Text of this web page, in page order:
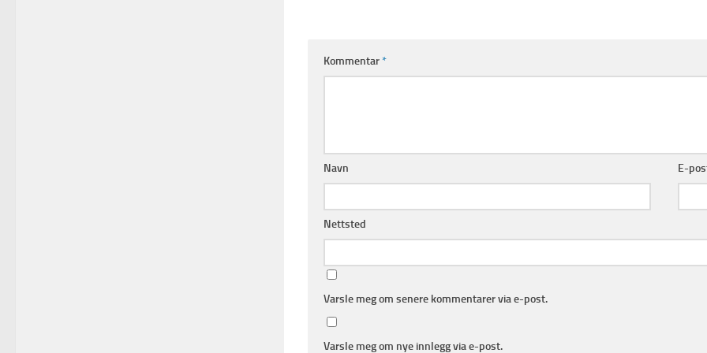
Kommentar*
Navn E-
Nettsted
Varsle meg om senere kommentarer via e-post.
Varsle meg om nye innlegg via e-post.